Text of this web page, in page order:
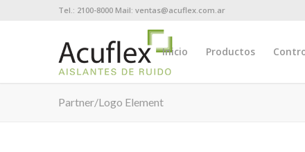
Tel.: 2100-8000 Mail: ventas@acuflex.com.ar
Inicio Productos
Partner/Logo Element